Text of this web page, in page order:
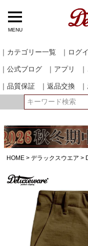
MENU
｜カテゴリー一覧 ｜ログ
｜公式ブログ ｜アプリ
｜品質保証 ｜返品交換
HOME デラックスウエア